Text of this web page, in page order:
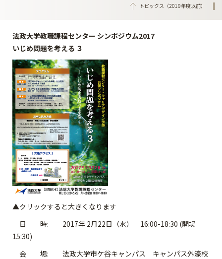
トピックス（2019年度以前）
法政大学教職課程センター シンポジウム2017
いじめ問題を考える ３
▲クリックすると大きくなります
日 時: 2017年 2月22日（水） 16:00-18:30 (開場
15:30)
会 場: 法政大学市ケ谷キャンパス キャンパス外濠校